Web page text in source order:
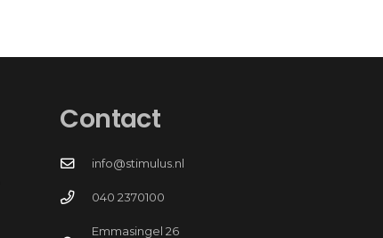
Contact
info@stimulus.nl
040 2370100
Emmasingel 26